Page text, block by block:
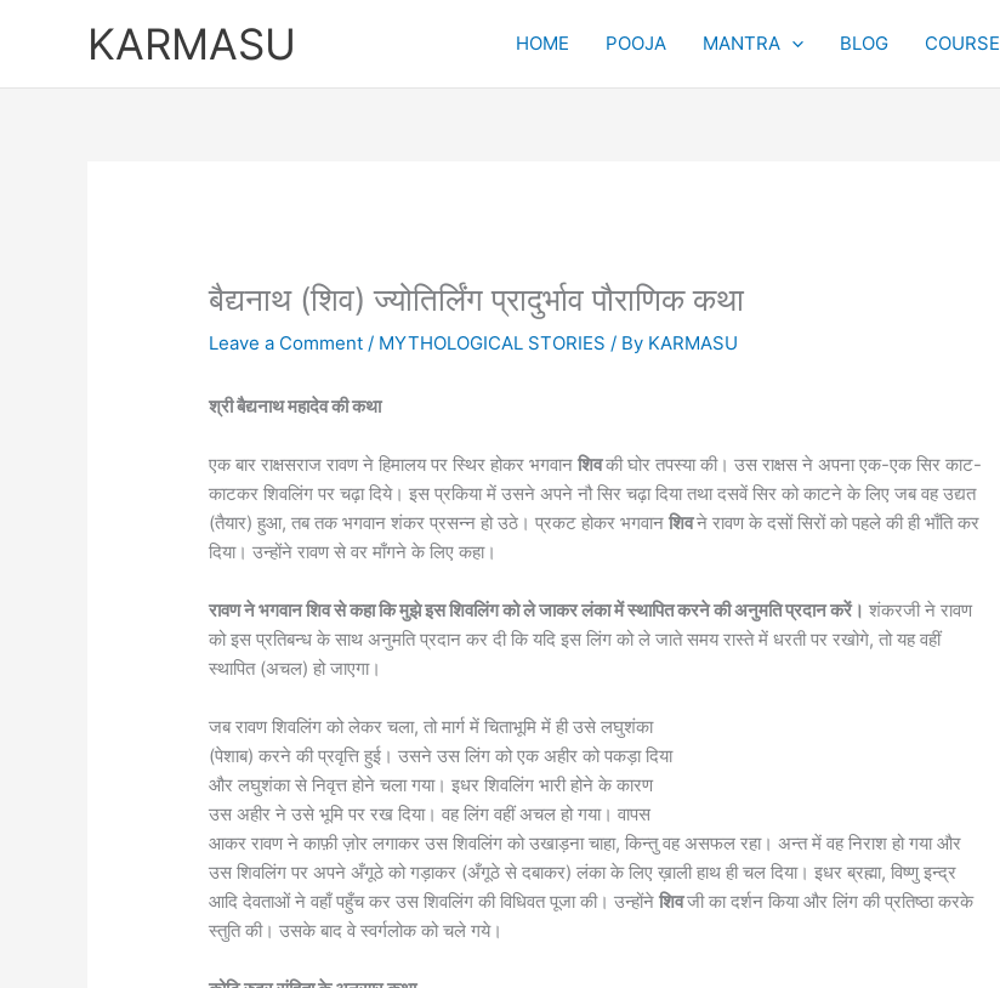
KARMASU HOME POOJA MANTRA BLOG COURSE
बैद्यनाथ (शिव) ज्योतिर्लिंग प्रादुर्भाव पौराणिक कथा
Leave a Comment / MYTHOLOGICAL STORIES / By KARMASU
श्री बैद्यनाथ महादेव की कथा
एक बार राक्षसराज रावण ने हिमालय पर स्थिर होकर भगवानशिवकी घोर तपस्या की। उस राक्षस ने अपना एक-एक सिर काट-
काटकर शिवलिंग पर चढ़ा दिये। इस प्रकिया में उसने अपने नौ सिर चढ़ा दिया तथा दसवें सिर को काटने के लिए जब वह उद्यत
(तैयार) हुआ, तब तक भगवान शंकर प्रसन्न हो उठे। प्रकट होकर भगवानशिवने रावण के दसों सिरों को पहले की ही भाँति कर
दिया। उन्होंने रावण से वर माँगने के लिए कहा।
रावण ने भगवान शिव से कहा कि मुझे इस शिवलिंग को ले जाकर लंका में स्थापित करने की अनुमति प्रदान करें। शंकरजी ने रावण
को इस प्रतिबन्ध के साथ अनुमति प्रदान कर दी कि यदि इस लिंग को ले जाते समय रास्ते में धरती पर रखोगे, तो यह वहीं
स्थापित (अचल) हो जाएगा।
जब रावण शिवलिंग को लेकर चला, तो मार्ग में चिताभूमि में ही उसे लघुशंका
(पेशाब) करने की प्रवृत्ति हुई। उसने उस लिंग को एक अहीर को पकड़ा दिया
और लघुशंका से निवृत्त होने चला गया। इधर शिवलिंग भारी होने के कारण
उस अहीर ने उसे भूमि पर रख दिया। वह लिंग वहीं अचल हो गया। वापस
आकर रावण ने काफ़ी ज़ोर लगाकर उस शिवलिंग को उखाड़ना चाहा, किन्तु वह असफल रहा। अन्त में वह निराश हो गया और
उस शिवलिंग पर अपने अँगूठे को गड़ाकर (अँगूठे से दबाकर) लंका के लिए ख़ाली हाथ ही चल दिया। इधर ब्रह्मा, विष्णु इन्द्र
आदि देवताओं ने वहाँ पहुँच कर उस शिवलिंग की विधिवत पूजा की। उन्होंनेशिवजी का दर्शन किया और लिंग की प्रतिष्ठा करके
स्तुति की। उसके बाद वे स्वर्गलोक को चले गये।